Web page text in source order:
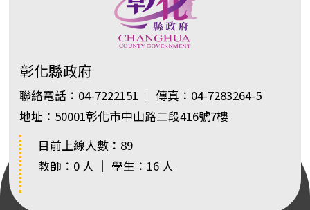
彰化縣政府
聯絡電話：04-7222151 ｜ 傳真：04-7283264-5
地址：50001彰化市中山路二段416號7樓
目前上線人數：89
教師：0 人 ｜ 學生：16 人